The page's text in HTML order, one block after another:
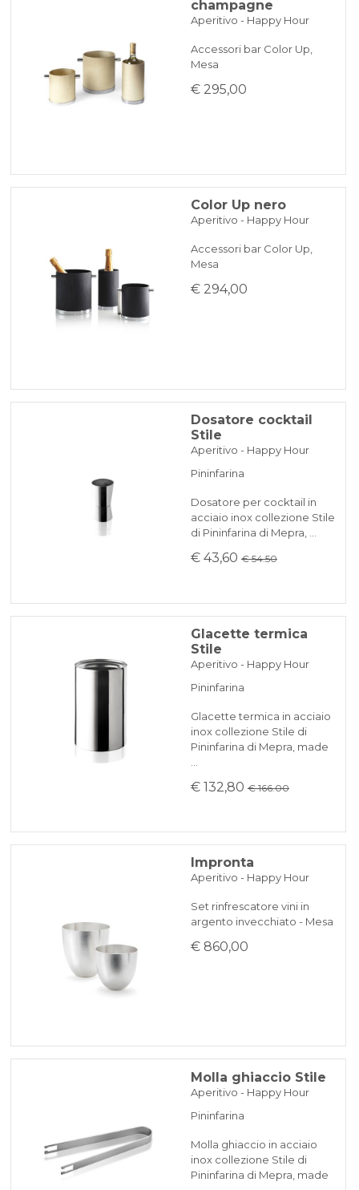
champagne
Aperitivo - Happy Hour
Accessori bar Color Up,
Mesa
€ 295,00
Color Up nero
Aperitivo - Happy Hour
Accessori bar Color Up,
Mesa
€ 294,00
Dosatore cocktail
Stile
Aperitivo - Happy Hour
Pininfarina
Dosatore per cocktail in
acciaio inox collezione Stile
di Pininfarina di Mepra, …
€ 43,60 € 54.50
Glacette termica
Stile
Aperitivo - Happy Hour
Pininfarina
Glacette termica in acciaio
inox collezione Stile di
Pininfarina di Mepra, made
…
€ 132,80 € 166.00
Impronta
Aperitivo - Happy Hour
Set rinfrescatore vini in
argento invecchiato - Mesa
€ 860,00
Molla ghiaccio Stile
Aperitivo - Happy Hour
Pininfarina
Molla ghiaccio in acciaio
inox collezione Stile di
Pininfarina di Mepra, made